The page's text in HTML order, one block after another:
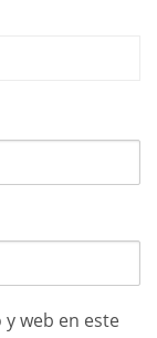
web en este